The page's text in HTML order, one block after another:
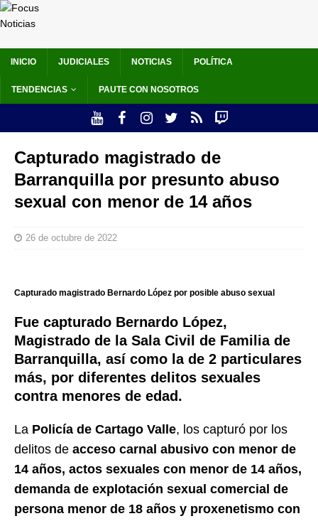
INICIO JUDICIALES NOTICIAS POLÍTICA
TENDENCIAS PAUTE CON NOSOTROS
Capturado magistrado de
Barranquilla por presunto abuso
sexual con menor de 14 años
26 de octubre de 2022
Capturado magistrado Bernardo López por posible abuso sexual
Fue capturado Bernardo López,
Magistrado de la Sala Civil de Familia de
Barranquilla, así como la de 2 particulares
más, por diferentes delitos sexuales
contra menores de edad.
La Policía de Cartago Valle, los capturó por los
delitos de acceso carnal abusivo con menor de
14 años, actos sexuales con menor de 14 años,
demanda de explotación sexual comercial de
persona menor de 18 años y proxenetismo con